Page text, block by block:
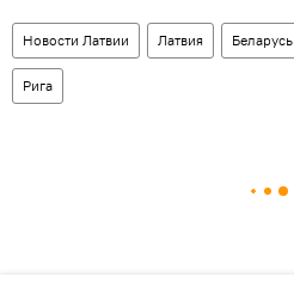
Новости Латвии Латвия Беларусь
Рига